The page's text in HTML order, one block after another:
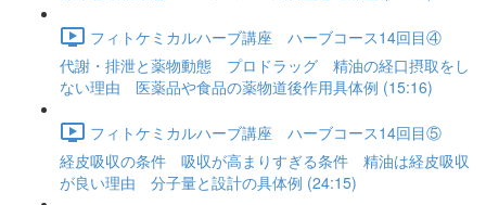
フィトケミカルハーブ講座 ハーブコース14回目④
代謝・排泄と薬物動態 プロドラッグ 精油の経口摂取をし
ない理由 医薬品や食品の薬物道後作用具体例 (15:16)
フィトケミカルハーブ講座 ハーブコース14回目⑤
経皮吸収の条件 吸収が高まりすぎる条件 精油は経皮吸収
が良い理由 分子量と設計の具体例 (24:15)